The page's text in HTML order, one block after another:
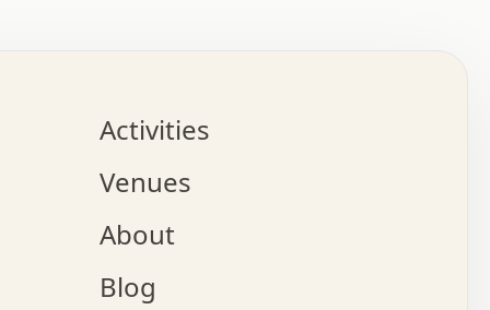
.   .   .   .   .   .   .   .   x   .   .   .   .
o   .   .   .   .   .   .   .   .   x   .   .   .
.   .   .   :   .   .   .   x   .   .   .   :   .
.   .   .   +   .   .   .   .   .   .   .   .   x
.   .   x   .   .   .   .   .   .   :   .   .   .
.   .   .   .   .   +   .   .   .   .   x   .   .
.   .   .   .   x   .   .   o   .   .   .   .   .
.   .   .   .   .   .   .   .   .   .   .   .   .
Activities
Venues
About
Blog